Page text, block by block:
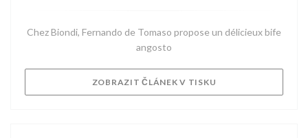
Chez Biondi, Fernando de Tomaso propose un délicieux bife
angosto
ZOBRAZIT ČLÁNEK V TISKU